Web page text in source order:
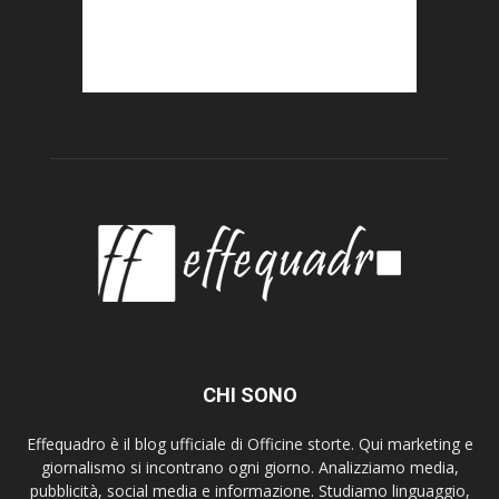
CHI SONO
Effequadro è il blog ufficiale di Officine storte. Qui marketing e
giornalismo si incontrano ogni giorno. Analizziamo media,
pubblicità, social media e informazione. Studiamo linguaggio,